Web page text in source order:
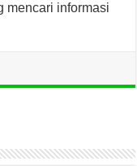
mencari informasi